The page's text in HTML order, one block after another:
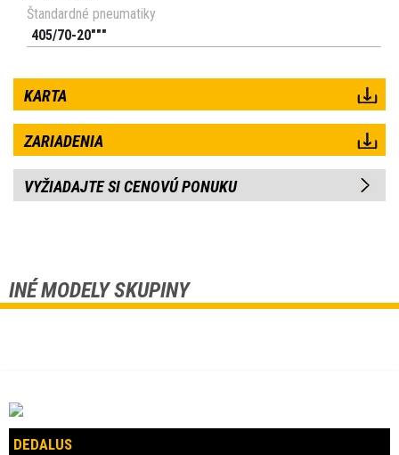
Štandardné pneumatiky
405/70-20"""
KARTA
ZARIADENIA
VYŽIADAJTE SI CENOVÚ PONUKU
INÉ MODELY SKUPINY
DEDALUS